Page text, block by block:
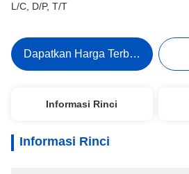
L/C, D/P, T/T
Dapatkan Harga Terbaik
Informasi Rinci
Informasi Rinci